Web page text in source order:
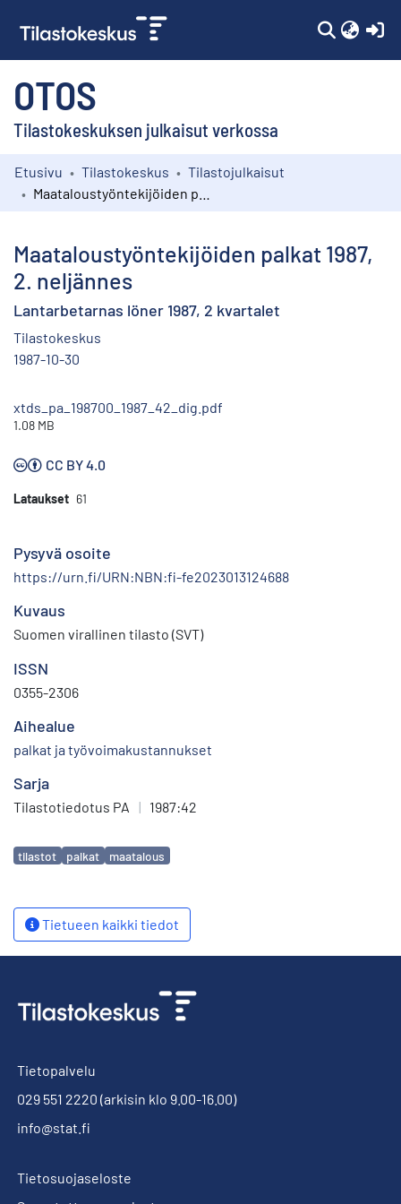
OTOS
Tilastokeskuksen julkaisut verkossa
Kokoelmat
Etusivu Tilastokeskus
Tilastojulkaisut
Maataloustyöntekijöiden palkat 1987,
2. neljännes
Lantarbetarnas löner 1987, 2 kvartalet
Tilastokeskus
1987-10-30
xtds_pa_198700_1987_42_dig.pdf
1.08 MB
CC BY 4.0
Lataukset 61
Pysyvä osoite
https://urn.fi/URN:NBN:fi-fe2023013124688
Kuvaus
Suomen virallinen tilasto (SVT)
ISSN
0355-2306
Aihealue
palkat ja työvoimakustannukset
Sarja
Tilastotiedotus PA | 1987:42
Avainsanat
tilastot palkat maatalous
Tietueen kaikki tiedot
Tietopalvelu
029 551 2220 (arkisin klo 9.00-16.00)
info@stat.fi
Tietosuojaseloste